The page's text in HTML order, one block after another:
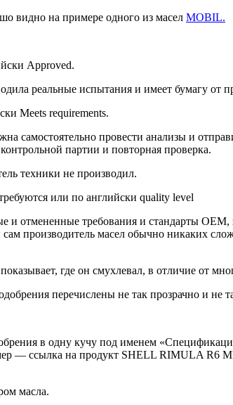
видно на примере одного из масел MOBIL.
Approved.
реальные испытания и имеет бумагу от
Meets requirements.
самостоятельно провести анализы и
партии и повторная проверка.
техники не производил.
или по английски quality level
и отмененные требования и стандарты
производитель масел обычно никаких
где он смухлевал, в отличие от
перечислены не так прозрачно и не
в одну кучу под именем
— ссылка на продукт SHELL RIMULA R6
масла.